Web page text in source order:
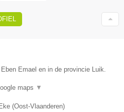
Emael en in de provincie Luik.
maps ▼
Eke (Oost-Vlaanderen)